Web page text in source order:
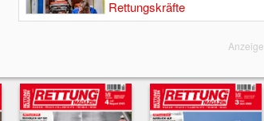
Rettungskräfte
Anzeige